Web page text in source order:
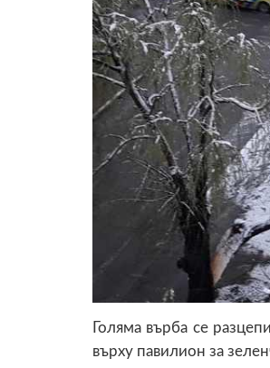
Голяма върба се
върху павилион за